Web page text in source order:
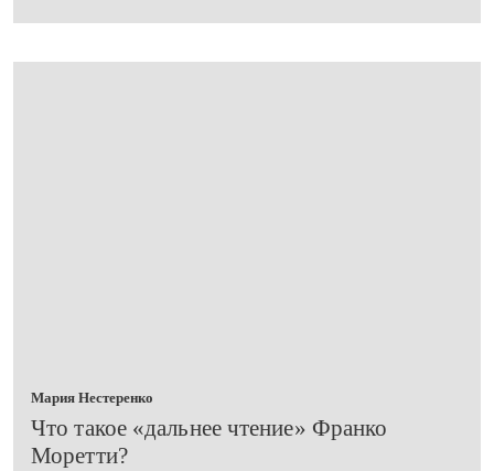
Мария Нестеренко
​Что такое «дальнее чтение» Франко
Моретти?